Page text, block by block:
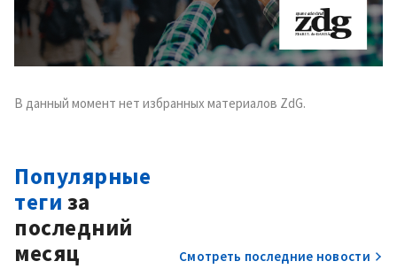
în Română in English
В данный момент нет избранных материалов ZdG.
Популярные
теги за
последний
месяц
Смотреть последние новости